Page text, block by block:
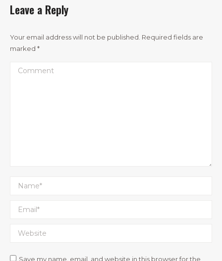
Leave a Reply
Your email address will not be published. Required fields are
marked *
Comment
Name *
Email *
Website
Save my name, email, and website in this browser for the